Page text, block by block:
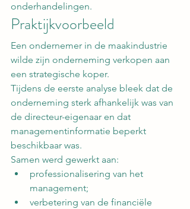
onderhandelingen.
Praktijkvoorbeeld
Een ondernemer in de maakindustrie
wilde zijn onderneming verkopen aan
een strategische koper.
Tijdens de eerste analyse bleek dat de
onderneming sterk afhankelijk was van
de directeur-eigenaar en dat
managementinformatie beperkt
beschikbaar was.
Samen werd gewerkt aan:
professionalisering van het
management;
verbetering van de financiële